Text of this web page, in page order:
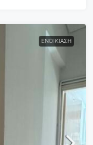
ΕΝΟΙΚΊΑΣΗ